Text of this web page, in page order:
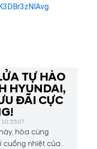
TỰ HÀO
HYUNDAI,
ĐÃI CỰC
hòa cùng
cuồng nhiệt của